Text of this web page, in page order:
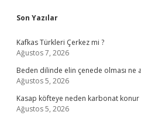
Sidebar
Son Yazılar
Kafkas Türkleri Çerkez mi ?
Ağustos 7, 2026
Beden dilinde elin çenede olması ne
Ağustos 5, 2026
Kasap köfteye neden karbonat konur
Ağustos 5, 2026